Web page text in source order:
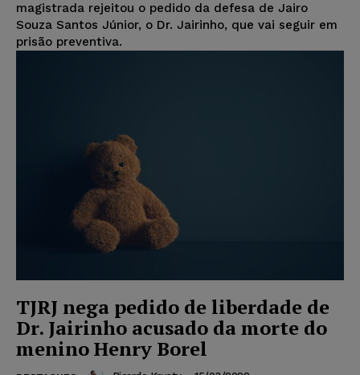
magistrada rejeitou o pedido da defesa de Jairo
Souza Santos Júnior, o Dr. Jairinho, que vai seguir em
prisão preventiva.
TJRJ nega pedido de liberdade de
Dr. Jairinho acusado da morte do
menino Henry Borel